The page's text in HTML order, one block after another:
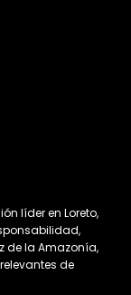
líder en Loreto,
de la Amazonía,
de